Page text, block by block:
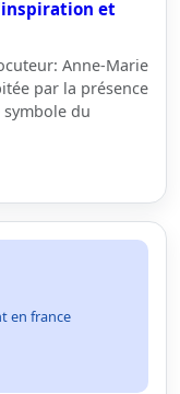
et
Anne-Marie
par la présence
du
en france